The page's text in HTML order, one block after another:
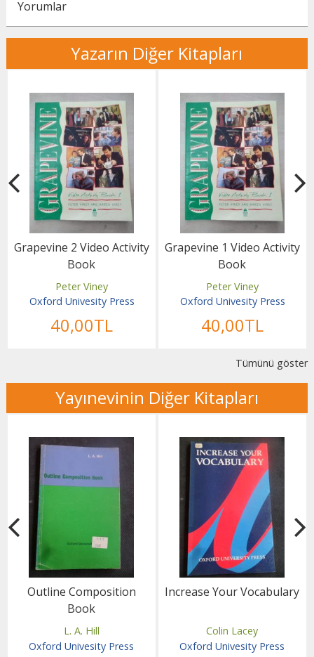
Yorumlar
Yazarın Diğer Kitapları
Grapevine 2 Video Activity
Book
Peter Viney
Oxford Univesity Press
40,00TL
Grapevine 1 Video Activity
Book
Peter Viney
Oxford Univesity Press
40,00TL
Tümünü göster
Yayınevinin Diğer Kitapları
Outline Composition
Book
L. A. Hill
Oxford Univesity Press
Increase Your Vocabulary
Colin Lacey
Oxford Univesity Press